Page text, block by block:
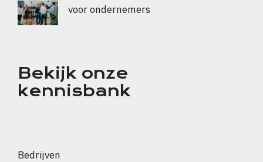
voor ondernemers
Bekijk onze
kennisbank
Bedrijven